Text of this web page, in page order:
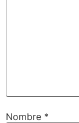
Nombre *